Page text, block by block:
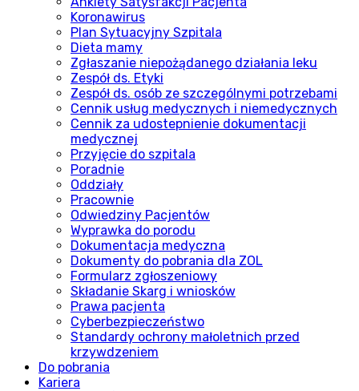
Koronawirus
Plan Sytuacyjny Szpitala
Dieta mamy
Zgłaszanie niepożądanego działania leku
Zespół ds. Etyki
Zespół ds. osób ze szczególnymi potrzebami
Cennik usług medycznych i niemedycznych
Cennik za udostepnienie dokumentacji
medycznej
Przyjęcie do szpitala
Poradnie
Oddziały
Pracownie
Odwiedziny Pacjentów
Wyprawka do porodu
Dokumentacja medyczna
Dokumenty do pobrania dla ZOL
Formularz zgłoszeniowy
Składanie Skarg i wniosków
Prawa pacjenta
Cyberbezpieczeństwo
Standardy ochrony małoletnich przed
krzywdzeniem
Do pobrania
Kariera